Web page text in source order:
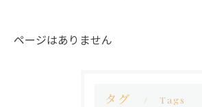
ページはありません
タグ Tags